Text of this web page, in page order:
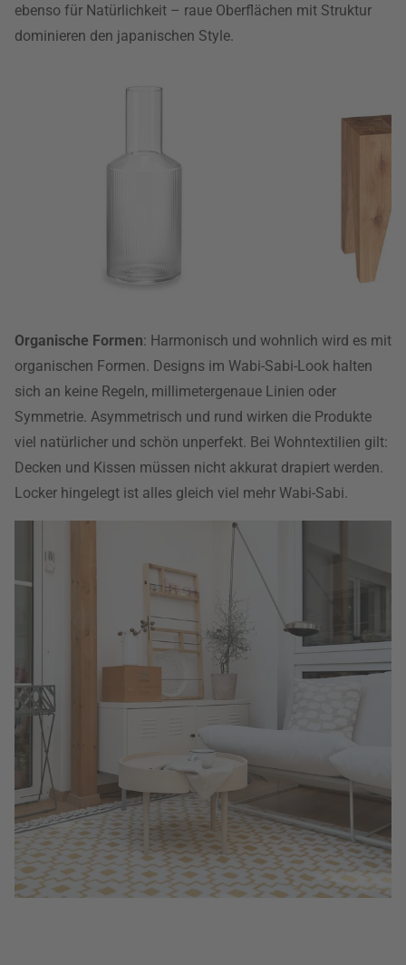
ebenso für Natürlichkeit – raue Oberflächen mit Struktur
dominieren den japanischen Style.
Organische Formen: Harmonisch und wohnlich wird es mit
organischen Formen. Designs im Wabi-Sabi-Look halten
sich an keine Regeln, millimetergenaue Linien oder
Symmetrie. Asymmetrisch und rund wirken die Produkte
viel natürlicher und schön unperfekt. Bei Wohntextilien gilt:
Decken und Kissen müssen nicht akkurat drapiert werden.
Locker hingelegt ist alles gleich viel mehr Wabi-Sabi.